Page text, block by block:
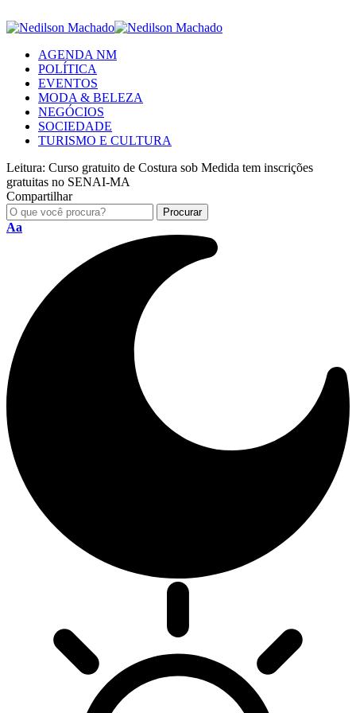
AGENDA NM
POLÍTICA
EVENTOS
MODA & BELEZA
NEGÓCIOS
SOCIEDADE
TURISMO E CULTURA
Leitura: Curso gratuito de Costura sob Medida tem inscrições
gratuitas no SENAI-MA
Compartilhar
Aa